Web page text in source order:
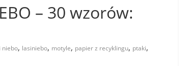
– 30 wzorów:
niebo, lasiniebo, motyle, papier z recyklingu, ptaki,